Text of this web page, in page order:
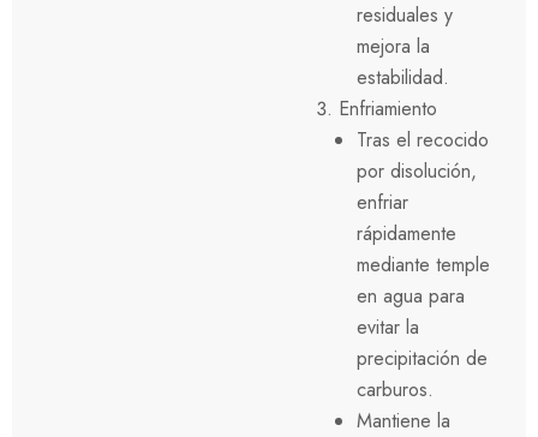
residuales y
mejora la
estabilidad.
Enfriamiento
Tras el recocido
por disolución,
enfriar
rápidamente
mediante temple
en agua para
evitar la
precipitación de
carburos.
Mantiene la